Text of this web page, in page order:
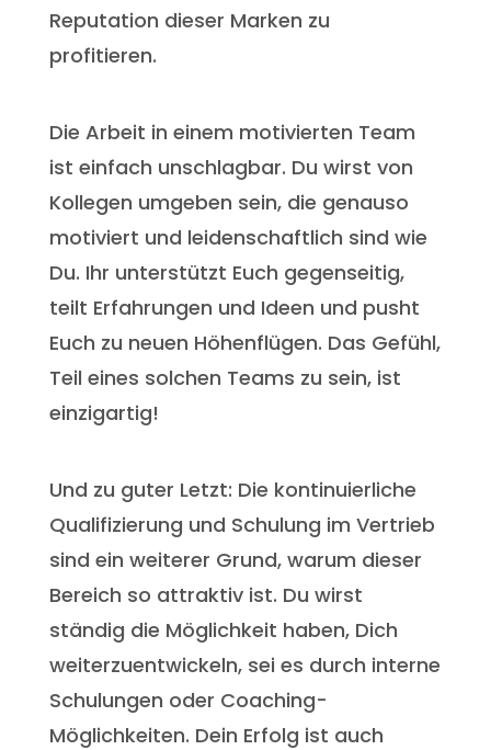
Reputation dieser Marken zu
profitieren.
Die Arbeit in einem motivierten Team
ist einfach unschlagbar. Du wirst von
Kollegen umgeben sein, die genauso
motiviert und leidenschaftlich sind wie
Du. Ihr unterstützt Euch gegenseitig,
teilt Erfahrungen und Ideen und pusht
Euch zu neuen Höhenflügen. Das Gefühl,
Teil eines solchen Teams zu sein, ist
einzigartig!
Und zu guter Letzt: Die kontinuierliche
Qualifizierung und Schulung im Vertrieb
sind ein weiterer Grund, warum dieser
Bereich so attraktiv ist. Du wirst
ständig die Möglichkeit haben, Dich
weiterzuentwickeln, sei es durch interne
Schulungen oder Coaching-
Möglichkeiten. Dein Erfolg ist auch